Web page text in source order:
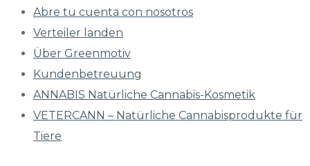
Abre tu cuenta con nosotros
Verteiler landen
Über Greenmotiv
Kundenbetreuung
ANNABIS Natürliche Cannabis-Kosmetik
VETERCANN – Natürliche Cannabisprodukte für
Tiere